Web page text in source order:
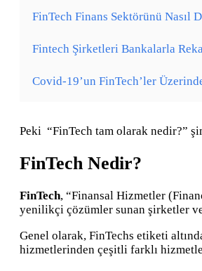
FinTech Finans Sektörünü Nasıl
Fintech Şirketleri Bankalarla
Covid-19’un FinTech’ler
Peki “FinTech tam olarak nedir?”
FinTech Nedir?
FinTech, “Finansal Hizmetler
yenilikçi çözümler sunan şirketler
Genel olarak, FinTechs etiketi
hizmetlerinden çeşitli farklı